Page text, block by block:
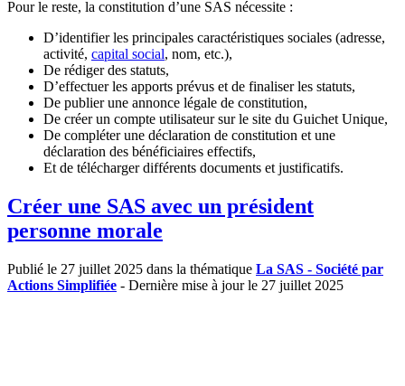
Pour le reste, la constitution d’une SAS nécessite :
D’identifier les principales caractéristiques sociales (adresse,
activité, capital social, nom, etc.),
De rédiger des statuts,
D’effectuer les apports prévus et de finaliser les statuts,
De publier une annonce légale de constitution,
De créer un compte utilisateur sur le site du Guichet Unique,
De compléter une déclaration de constitution et une
déclaration des bénéficiaires effectifs,
Et de télécharger différents documents et justificatifs.
Créer une SAS avec un président
personne morale
Publié le 27 juillet 2025 dans la thématique La SAS - Société par
Actions Simplifiée - Dernière mise à jour le 27 juillet 2025